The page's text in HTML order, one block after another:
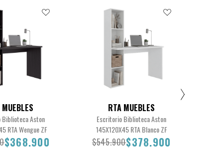
Aston
RTA Wengue ZF
$368.900
RTA MUEBLES
Escritorio Biblioteca Aston
145X120X45 RTA Blanco ZF
$545.900$378.900